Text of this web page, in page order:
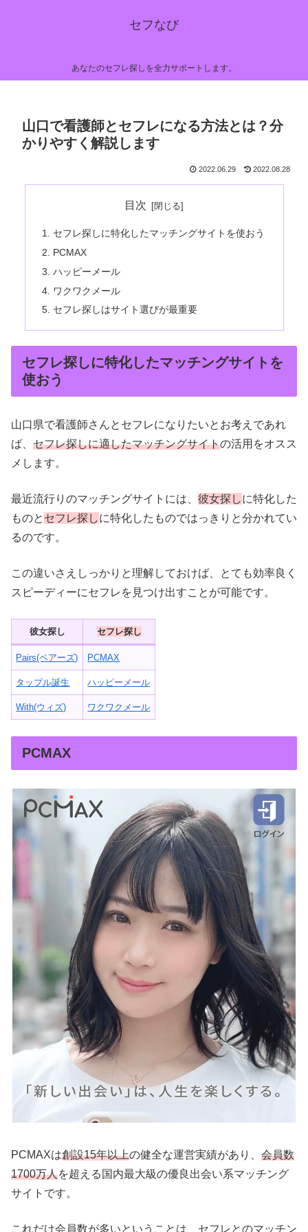
セフなび
あなたのセフレ探しを全力サポートします。
山口で看護師とセフレになる方法とは？分
かりやすく解説します
2022.06.29 2022.08.28
目次
セフレ探しに特化したマッチングサイトを使おう
PCMAX
ハッピーメール
ワクワクメール
セフレ探しはサイト選びが最重要
セフレ探しに特化したマッチングサイトを
使おう
山口県で看護師さんとセフレになりたいとお考えであれ
ば、 セフレ探しに適したマッチングサイトの活用をオスス
メします。
最近流行りのマッチングサイトには、 彼女探しに特化した
ものと セフレ探しに特化したものではっきりと分かれてい
るのです。
この違いさえしっかりと理解しておけば、とても効率良く
スピーディーにセフレを見つけ出すことが可能です。
彼女探し セフレ探し
Pairs(ペアーズ) PCMAX
タップル誕生 ハッピーメール
With(ウィズ) ワクワクメール
PCMAX
PCMAXは創設15年以上の健全な運営実績があり、 会員数
1700万人を超える国内最大級の優良出会い系マッチング
サイトです。
これだけ会員数が多いということは、セフレとのマッチン